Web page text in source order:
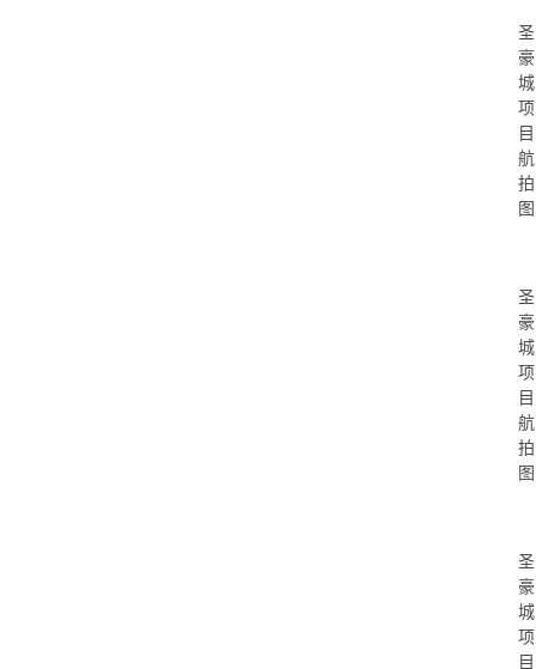
圣
豪
城
项
目
航
拍
图
圣
豪
城
项
目
航
拍
图
圣
豪
城
项
目